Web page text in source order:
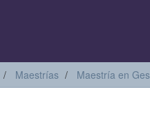
Maestrías Maestría en